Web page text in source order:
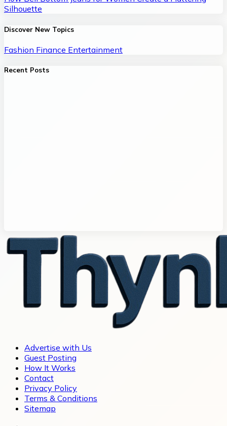
Silhouette
Discover New Topics
Fashion Finance Entertainment
Recent Posts
Advertise with Us
Guest Posting
How It Works
Contact
Privacy Policy
Terms & Conditions
Sitemap